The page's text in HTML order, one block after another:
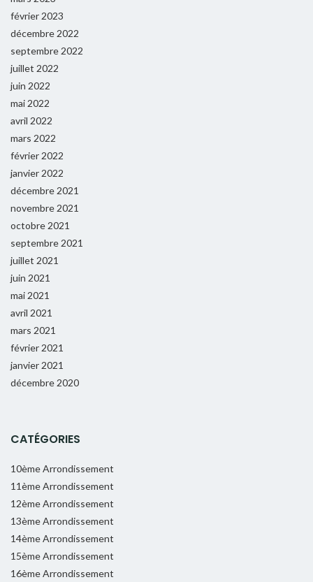
février 2023
décembre 2022
septembre 2022
juillet 2022
juin 2022
mai 2022
avril 2022
mars 2022
février 2022
janvier 2022
décembre 2021
novembre 2021
octobre 2021
septembre 2021
juillet 2021
juin 2021
mai 2021
avril 2021
mars 2021
février 2021
janvier 2021
décembre 2020
CATÉGORIES
10ème Arrondissement
11ème Arrondissement
12ème Arrondissement
13ème Arrondissement
14ème Arrondissement
15ème Arrondissement
16ème Arrondissement